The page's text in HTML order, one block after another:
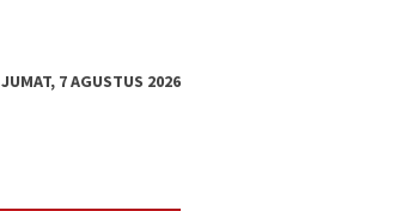
JUMAT, 7 AGUSTUS 2026